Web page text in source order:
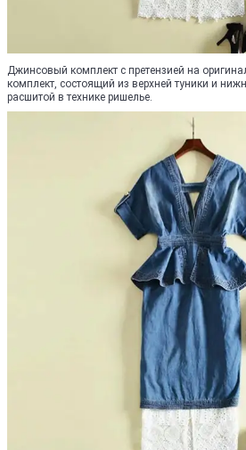
Джинсовый комплект с претензией на
комплект, состоящий из верхней туники и
расшитой в технике ришелье.